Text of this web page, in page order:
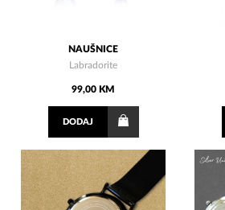
NAUŠNICE
Labradorite
99,00 KM
DODAJ